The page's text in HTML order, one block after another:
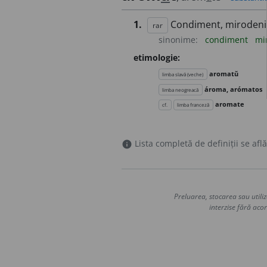
1. rar Condiment,
sinonime: condiment
etimologie:
limba slavă (veche) aromatŭ
limba neogreacă ároma, arómatos
cf. limba franceză aromate
info Lista completă de definiții se
Preluarea, stocarea sau
interzise fără